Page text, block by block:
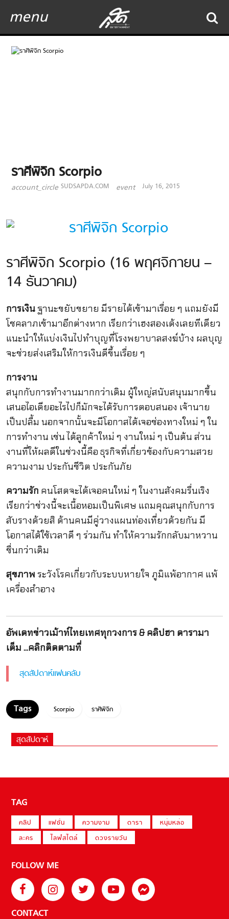
menu
ราศีพิจิก Scorpio
account_circle SUDSAPDA.COM event July 16, 2015
ราศีพิจิก Scorpio (16 พฤศจิกายน –
14 ธันวาคม)
การเงินฐานะขยับขยาย มีรายได้เข้ามาเรื่อย ๆ แถมยังมี
โชคลาภเข้ามาอีกต่างหาก เรียกว่าเฮงสองเด้งเลยทีเดียว
แนะนำให้แบ่งเงินไปทำบุญที่โรงพยาบาลสงฆ์บ้าง ผลบุญ
จะช่วยส่งเสริมให้การเงินดีขึ้นเรื่อย ๆ
การงาน
สนุกกับการทำงานมากกว่าเดิม ผู้ใหญ่สนับสนุนมากขึ้น
เสนอไอเดียอะไรไปก็มักจะได้รับการตอบสนอง เจ้านาย
เป็นปลื้ม นอกจากนั้นจะมีโอกาสได้เจอช่องทางใหม่ ๆ ใน
การทำงาน เช่น ได้ลูกค้าใหม่ ๆ งานใหม่ ๆ เป็นต้น ส่วน
งานที่ให้ผลดีในช่วงนี้คือ ธุรกิจที่เกี่ยวข้องกับความสวย
ความงาม ประกันชีวิต ประกันภัย
ความรัก คนโสดจะได้เจอคนใหม่ ๆ ในงานสังคมรื่นเริง
เรียกว่าช่วงนี้จะเนื้อหอมเป็นพิเศษ แถมคุณสนุกกับการ
สับรางด้วยสิ ด้านคนมีคู่วางแผนท่องเที่ยวด้วยกัน มี
โอกาสได้ใช้เวลาดี ๆ ร่วมกัน ทำให้ความรักกลับมาหวาน
ชื่นกว่าเดิม
สุขภาพ ระวังโรคเกี่ยวกับระบบหายใจ ภูมิแพ้อากาศ แพ้
เครื่องสำอาง
อัพเดทข่าวเม้าท์ไทยเทศทุกวงการ & คลิปฮา ดารามา
เต็ม ...คลิกติดตามที่
สุดสัปดาห์แฟนคลับ
Scorpio ราศีพิจิก
สุดสัปดาห์
TAG
คลิป แฟชั่น ความงาม ดารา
หนุ่มหล่อ
ละคร
ไลฟ์สไตล์ ดวงรายวัน
FOLLOW ME
CONTACT